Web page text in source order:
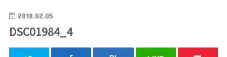
2018.02.05
DSC01984_4